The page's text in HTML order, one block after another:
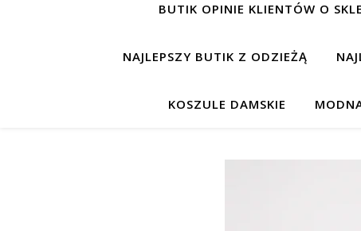
BUTIK OPINIE KLIENTÓW O
NAJLEPSZY BUTIK Z ODZIEŻĄ
KOSZULE DAMSKIE